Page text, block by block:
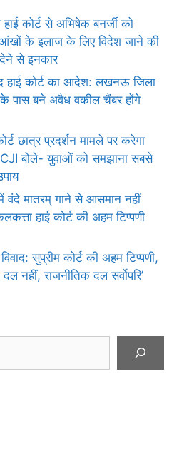
कोर्ट से अभिषेक बनर्जी को
के इलाज के लिए विदेश जाने की
से इनकार
हाई कोर्ट का आदेश: लखनऊ जिला
पास बने अवैध वकील चैंबर होंगे
छात्र प्रदर्शन मामले पर करेगा
बोले- युवाओं को समझाना सबसे
वंदे मातरम् गाने से आसमान नहीं
हाई कोर्ट की अहम टिप्पणी
सुप्रीम कोर्ट की अहम टिप्पणी,
दल नहीं, राजनीतिक दल सर्वोपरि’